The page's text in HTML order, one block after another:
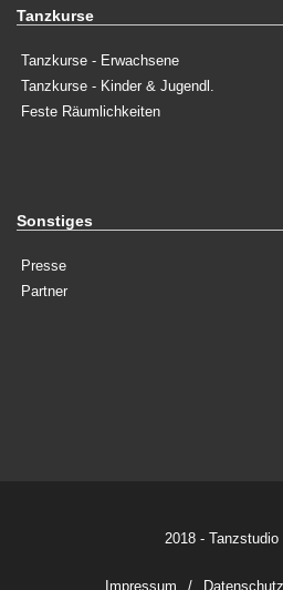
Tanzkurse
Tanzkurse - Erwachsene
Tanzkurse - Kinder & Jugendl.
Feste Räumlichkeiten
Sonstiges
Presse
Partner
2018 - Tanzstudio
Impressum Datenschutz